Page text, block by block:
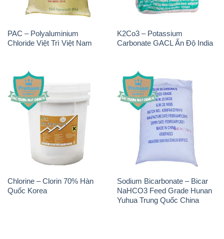
PAC – Polyaluminium
Chloride Việt Trì Việt Nam
K2Co3 – Potassium
Carbonate GACL Ấn Độ India
Chlorine – Clorin 70% Hàn
Quốc Korea
Sodium Bicarbonate – Bicar
NaHCO3 Feed Grade Hunan
Yuhua Trung Quốc China